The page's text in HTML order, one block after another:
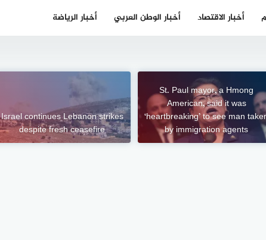
أخبار الاقتصاد أخبار الوطن العربي أخبار الرياضة
St. Paul mayor, a Hmong
American, said it was
‘heartbreaking’ to see man
by immigration agents
Israel continues Lebanon strikes
despite fresh ceasefire